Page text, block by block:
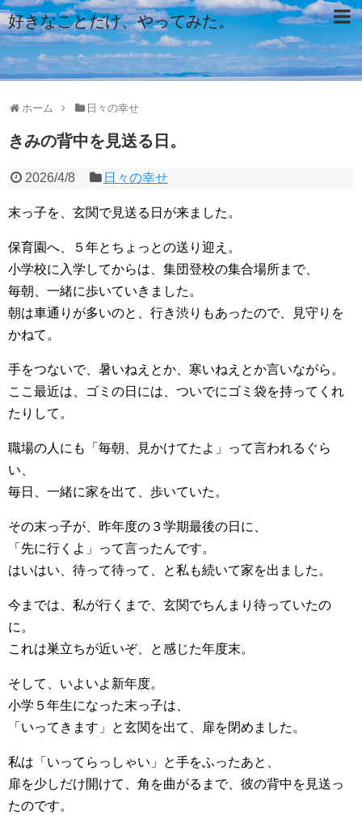
好きなことだけ、やってみた。
ホーム 日々の幸せ
きみの背中を見送る日。
2026/4/8 日々の幸せ
末っ子を、玄関で見送る日が来ました。
保育園へ、５年とちょっとの送り迎え。
小学校に入学してからは、集団登校の集合場所まで、
毎朝、一緒に歩いていきました。
朝は車通りが多いのと、行き渋りもあったので、見守りを
かねて。
手をつないで、暑いねえとか、寒いねえとか言いながら。
ここ最近は、ゴミの日には、ついでにゴミ袋を持ってくれ
たりして。
職場の人にも「毎朝、見かけてたよ」って言われるぐら
い、
毎日、一緒に家を出て、歩いていた。
その末っ子が、昨年度の３学期最後の日に、
「先に行くよ」って言ったんです。
はいはい、待って待って、と私も続いて家を出ました。
今までは、私が行くまで、玄関でちんまり待っていたの
に。
これは巣立ちが近いぞ、と感じた年度末。
そして、いよいよ新年度。
小学５年生になった末っ子は、
「いってきます」と玄関を出て、扉を閉めました。
私は「いってらっしゃい」と手をふったあと、
扉を少しだけ開けて、角を曲がるまで、彼の背中を見送っ
たのです。